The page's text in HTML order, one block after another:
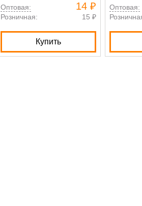
Оптовая: 14 ₽
Розничная: 15 ₽
Купить
Оптовая: